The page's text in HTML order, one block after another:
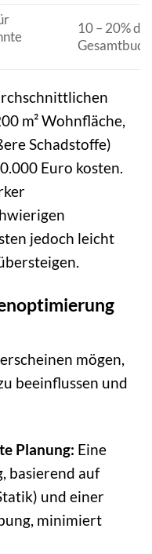
10 – 20%
m² Wohnfläche,
Schadstoffe)
Euro kosten.
jedoch leicht
mögen,
beeinflussen und
Planung: Eine
basierend auf
und einer
minimiert